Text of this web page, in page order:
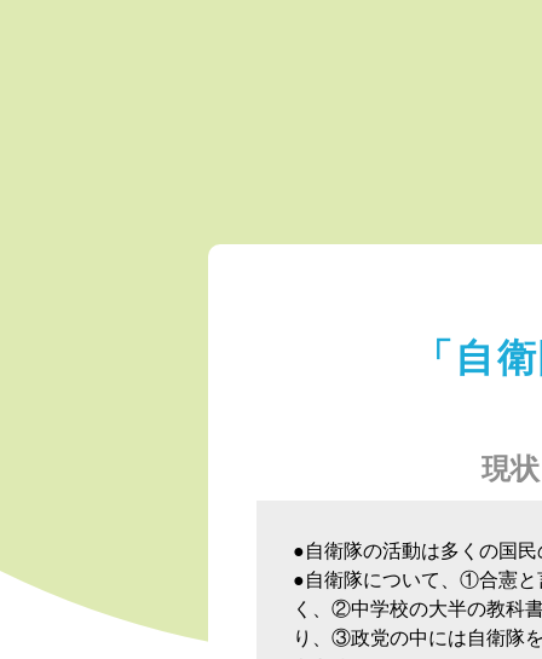
「自
現状
●自衛隊の活動は多くの国
●自衛隊について、①合憲と
く、②中学校の大半の教科
り、③政党の中には自衛隊